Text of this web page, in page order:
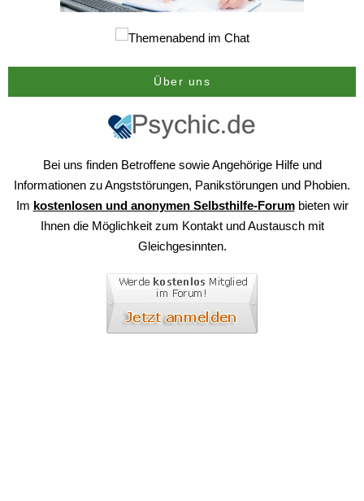
Über uns
Bei uns finden Betroffene sowie Angehörige Hilfe und
Informationen zu Angststörungen, Panikstörungen und Phobien.
Im kostenlosen und anonymen Selbsthilfe-Forumbieten wir
Ihnen die Möglichkeit zum Kontakt und Austausch mit
Gleichgesinnten.